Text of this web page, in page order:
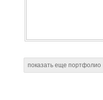
показать еще портфолио